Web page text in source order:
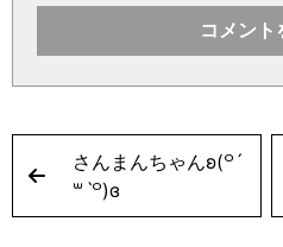
さんまんちゃんʚ(꒪ˊ
꒳ˋ꒪)ɞ